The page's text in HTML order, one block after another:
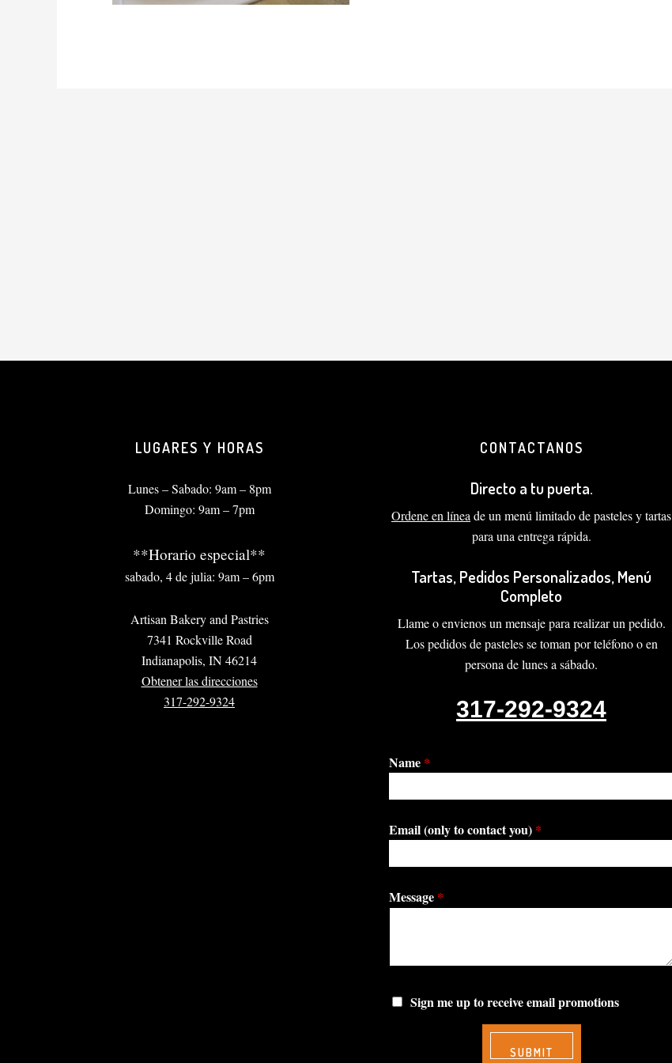
LUGARES Y HORAS
Lunes – Sabado: 9am – 8pm
Domingo: 9am – 7pm
**Horario especial**
sabado, 4 de julia: 9am – 6pm
Artisan Bakery and Pastries
7341 Rockville Road
Indianapolis, IN 46214
Obtener las direcciones
317-292-9324
CONTACTANOS
Directo a tu puerta.
Ordene en línea de un menú limitado de pasteles y tartas
para una entrega rápida.
Tartas, Pedidos Personalizados, Menú
Completo
Llame o envienos un mensaje para realizar un pedido.
Los pedidos de pasteles se toman por teléfono o en
persona de lunes a sábado.
317-292-9324
Name *
Email (only to contact you) *
Message *
Sign me up to receive email promotions